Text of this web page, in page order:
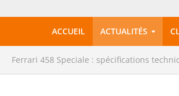
ACCUEIL ACTUALITÉS
Ferrari 458 Speciale : spécifications